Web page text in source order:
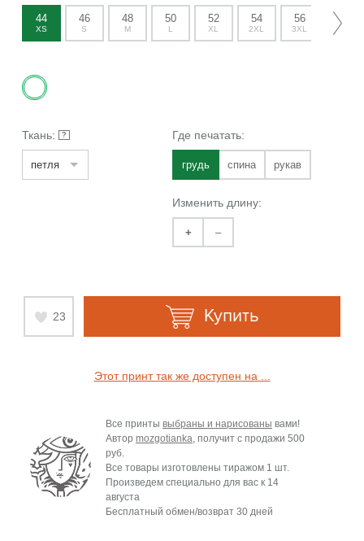
44
XS
46
S
48
M
50
L
52
XL
54
2XL
56
3XL
58
4XL
Ткань: ?
петля
Где печатать:
грудь спина рукав
Изменить длину:
+ –
23 Купить
Этот принт так же доступен на ...
Все принты выбраны и нарисованы вами!
Автор mozgotianka, получит с продажи 500
руб.
Все товары изготовлены тиражом 1 шт.
Произведем специально для вас к 14
августа
Бесплатный обмен/возврат 30 дней